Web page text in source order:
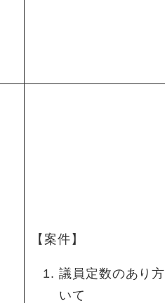
【案件】
議員定数のあり
いて